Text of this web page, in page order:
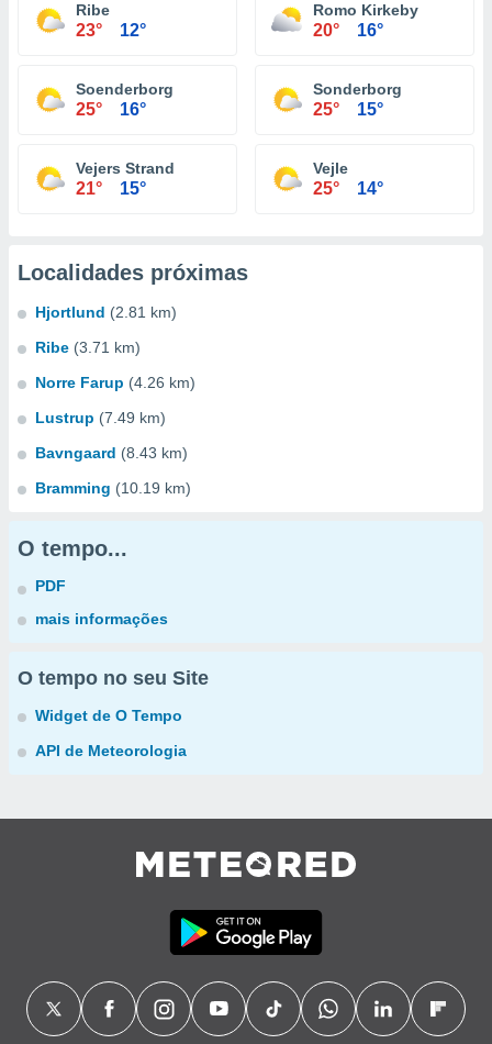
Ribe
23° 12°
Romo Kirkeby
20° 16°
Soenderborg
25° 16°
Sonderborg
25° 15°
Vejers Strand
21° 15°
Vejle
25° 14°
Localidades próximas
Hjortlund (2.81 km)
Ribe (3.71 km)
Norre Farup (4.26 km)
Lustrup (7.49 km)
Bavngaard (8.43 km)
Bramming (10.19 km)
O tempo...
PDF
mais informações
O tempo no seu Site
Widget de O Tempo
API de Meteorologia